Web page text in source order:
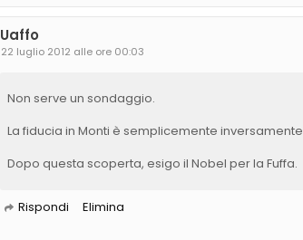
Uaffo
22 luglio 2012 alle ore 00:03
Non serve un sondaggio.
La fiducia in Monti è semplicemente
Dopo questa scoperta, esigo il Nobel per la Fuffa.
Rispondi Elimina